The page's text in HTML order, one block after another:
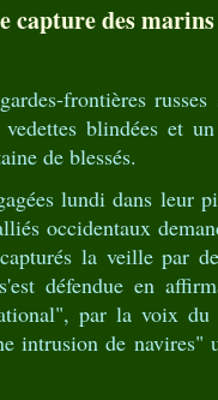
capture des
frontières
blindées et
de blessés.
lundi dans leur
occidentaux
la veille par
défendue en
par la voix
intrusion de navires"